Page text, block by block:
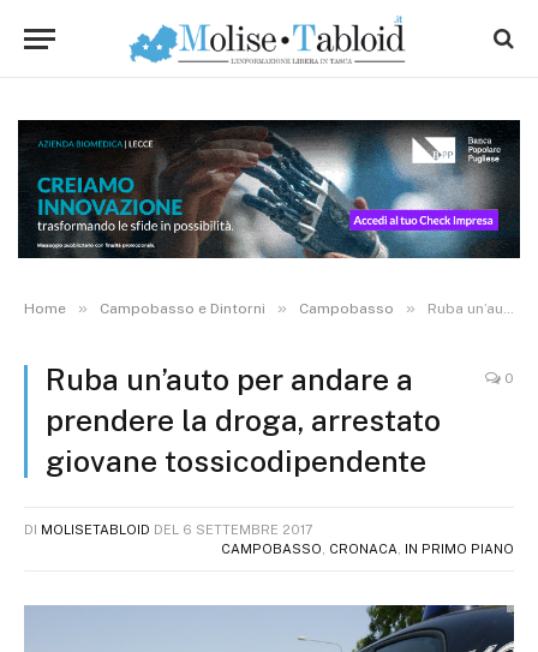
Home » Campobasso e Dintorni » Campobasso » Ruba un’auto per andare a prendere la droga, arrestato giovane tossicodipendente
Ruba un’auto per andare a
prendere la droga, arrestato
giovane tossicodipendente
0
DI MOLISETABLOID DEL 6 SETTEMBRE 2017
CAMPOBASSO
CRONACA IN PRIMO PIANO